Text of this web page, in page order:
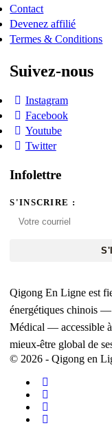
Contact
Devenez affilié
Termes & Conditions
Suivez-nous
Instagram
Facebook
Youtube
Twitter
Infolettre
S'INSCRIRE :
Qigong En Ligne est
énergétiques chinois
Médical — accessible
mieux-être global de
© 2026 - Qigong en